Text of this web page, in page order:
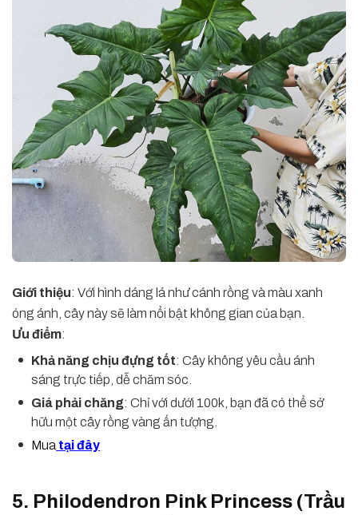
Giới thiệu: Với hình dáng lá như cánh rồng và màu xanh
óng ánh, cây này sẽ làm nổi bật không gian của bạn.
Ưu điểm:
Khả năng chịu đựng tốt: Cây không yêu cầu ánh
sáng trực tiếp, dễ chăm sóc.
Giá phải chăng: Chỉ với dưới 100k, bạn đã có thể sở
hữu một cây rồng vàng ấn tượng.
Mua tại đây
5. Philodendron Pink Princess (Trầu